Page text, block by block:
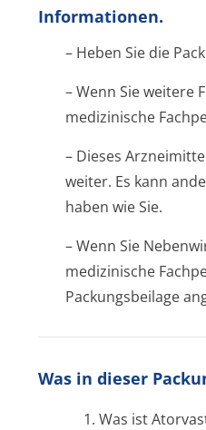
Informationen.
– Heben Sie die
– Wenn Sie weitere
medizinische
– Dieses
weiter. Es kann
haben wie Sie.
– Wenn Sie
medizinische
Packungsbeilage
Was in dieser
1. Was ist